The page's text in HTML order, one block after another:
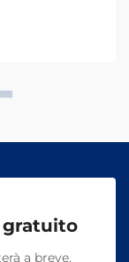
la
in tutto il
gratuito
a breve.